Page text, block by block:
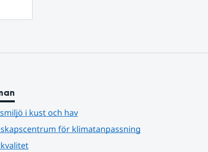
i kust och hav
för klimatanpassning